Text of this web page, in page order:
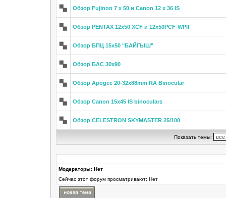
Обзор Fujinon 7 x 50 и Canon 12 x 36 IS
Обзор PENTAX 12x50 XCF и 12х50PCF-WPII
Обзор БПЦ 15х50 "БАЙГЫШ"
Обзор БАС 30х90
Обзор Apogee 20-32x88mm RA Binocular
Обзор Canon 15x45 IS binoculars
Обзор CELESTRON SKYMASTER 25/100
Показать темы:
Модераторы: Нет
Сейчас этот форум просматривают: Нет